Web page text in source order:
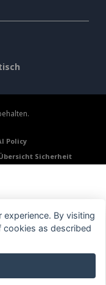
Policy
Sicherheit
By visiting
as described